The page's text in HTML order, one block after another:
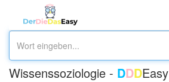
Wissenssoziologie - DDDEasy